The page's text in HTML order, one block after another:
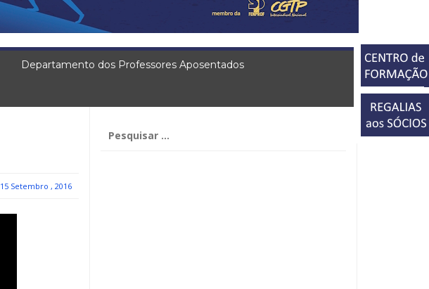
Departamento dos Professores Aposentados
15 Setembro , 2016
por: